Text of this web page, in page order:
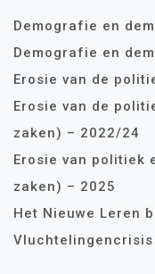
Demografie en
Demografie en
Erosie van de
Erosie van de
zaken) – 2022/24
Erosie van politiek
zaken) – 2025
Het Nieuwe Leren